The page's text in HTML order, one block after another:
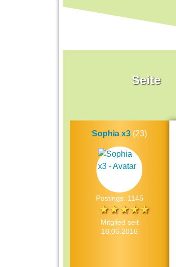
Seite
Sophia x3 (23)
Postings: 1145
Mitglied seit
18.06.2016